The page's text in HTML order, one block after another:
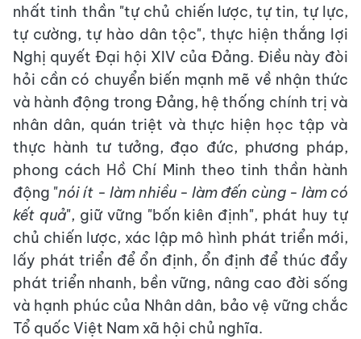
nhất tinh thần "tự chủ chiến lược, tự tin, tự lực,
tự cường, tự hào dân tộc", thực hiện thắng lợi
Nghị quyết Đại hội XIV của Đảng. Điều này đòi
hỏi cần có chuyển biến mạnh mẽ về nhận thức
và hành động trong Đảng, hệ thống chính trị và
nhân dân, quán triệt và thực hiện học tập và
thực hành tư tưởng, đạo đức, phương pháp,
phong cách Hồ Chí Minh theo tinh thần hành
động "nói ít - làm nhiều -làm đến cùng - làm có
kết quả", giữ vững "bốn kiên định", phát huy tự
chủ chiến lược, xác lập mô hình phát triển mới,
lấy phát triển để ổn định, ổn định để thúc đẩy
phát triển nhanh, bền vững, nâng cao đời sống
và hạnh phúc của Nhân dân, bảo vệ vững chắc
Tổ quốc Việt Nam xã hội chủ nghĩa.